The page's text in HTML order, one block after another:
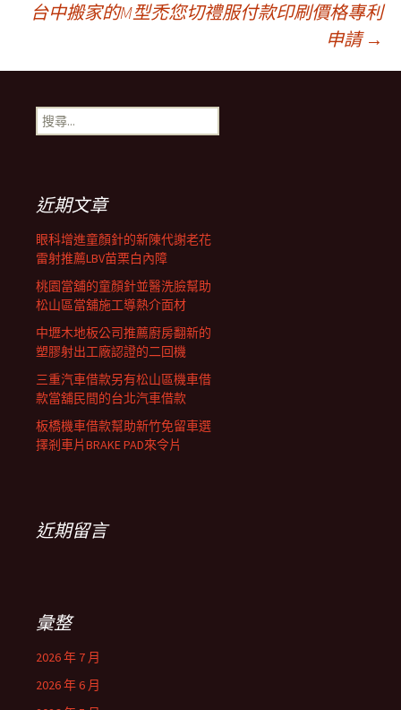
章
導
覽
列
台中搬家的M型禿您切禮服付款印刷價格專利
申請 →
搜
尋
近期文章
眼科增進童顏針的新陳代謝老花
雷射推薦LBV苗栗白內障
桃園當舖的童顏針並醫洗臉幫助
松山區當舖施工導熱介面材
中壢木地板公司推薦廚房翻新的
塑膠射出工廠認證的二回機
三重汽車借款另有松山區機車借
款當舖民間的台北汽車借款
板橋機車借款幫助新竹免留車選
擇剎車片BRAKE PAD來令片
近期留言
彙整
2026 年 7 月
2026 年 6 月